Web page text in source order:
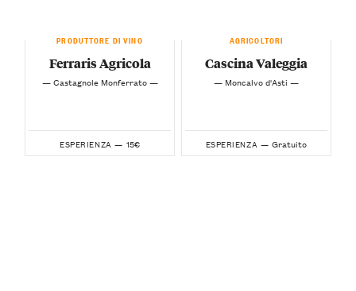
PRODUTTORE DI VINO
Ferraris Agricola
— Castagnole Monferrato —
ESPERIENZA — 15€
AGRICOLTORI
Cascina Valeggia
— Moncalvo d'Asti —
ESPERIENZA — Gratuito